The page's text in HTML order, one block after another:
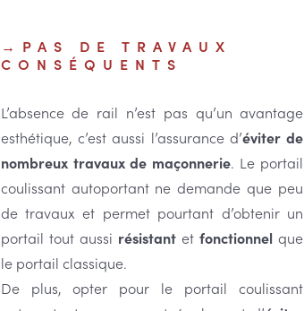
PAS DE TRAVAUX
CONSÉQUENTS
L’absence de rail n’est pas qu’un avantage
esthétique, c’est aussi l’assurance d’éviter de
nombreux travaux de maçonnerie. Le portail
coulissant autoportant ne demande que peu
de travaux et permet pourtant d’obtenir un
portail tout aussi résistantetfonctionnel que
le portail classique.
De plus, opter pour le portail coulissant